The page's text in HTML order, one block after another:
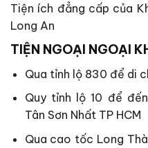
Tiện ích đẳng cấp của
Long An
TIỆN NGOẠI NGOẠI
Qua tỉnh lộ 830 để di
Quy tỉnh lộ 10 để
Tân Sơn Nhất TP HCM
Qua cao tốc Long